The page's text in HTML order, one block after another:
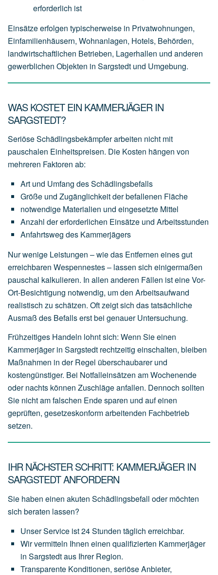
erforderlich ist
Einsätze erfolgen typischerweise in Privatwohnungen,
Einfamilienhäusern, Wohnanlagen, Hotels, Behörden,
landwirtschaftlichen Betrieben, Lagerhallen und anderen
gewerblichen Objekten in Sargstedt und Umgebung.
WAS KOSTET EIN KAMMERJÄGER IN
SARGSTEDT?
Seriöse Schädlingsbekämpfer arbeiten nicht mit
pauschalen Einheitspreisen. Die Kosten hängen von
mehreren Faktoren ab:
Art und Umfang desSchädlingsbefalls
Größe und Zugänglichkeitderbefallenen Fläche
notwendige Materialien und eingesetzte Mittel
Anzahl dererforderlichen Einsätze und Arbeitsstunden
Anfahrtsweg des Kammerjägers
Nur wenige Leistungen – wie das Entfernen eines gut
erreichbaren Wespennestes – lassen sich einigermaßen
pauschal kalkulieren. In allen anderen Fällen ist eine Vor-
Ort-Besichtigung notwendig, um den Arbeitsaufwand
realistisch zu schätzen. Oft zeigt sich das tatsächliche
Ausmaß des Befalls erst bei genauer Untersuchung.
Frühzeitiges Handeln lohnt sich: Wenn Sie einen
Kammerjäger in Sargstedt rechtzeitig einschalten, bleiben
Maßnahmen in der Regel überschaubarer und
kostengünstiger. Bei Notfalleinsätzen am Wochenende
oder nachts können Zuschläge anfallen. Dennoch sollten
Sie nicht am falschen Ende sparen und auf einen
geprüften, gesetzeskonform arbeitenden Fachbetrieb
setzen.
IHR NÄCHSTER SCHRITT: KAMMERJÄGER IN
SARGSTEDT ANFORDERN
Sie haben einen akuten Schädlingsbefall oder möchten
sich beraten lassen?
UnserService ist24 Stunden täglich erreichbar.
Wirvermitteln Ihnen einen qualifizierten Kammerjäger
in Sargstedtaus Ihrer Region.
Transparente Konditionen, seriöseAnbieter,